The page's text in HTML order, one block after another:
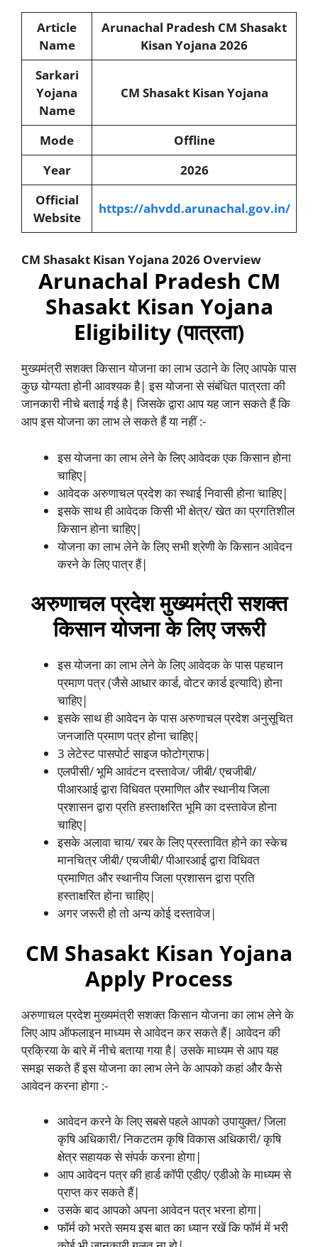
Article
Name
Arunachal Pradesh CM Shasakt
Kisan Yojana 2026
Sarkari
Yojana
Name
CM Shasakt Kisan Yojana
Mode
Offline
Year
2026
Official
Website
https://ahvdd.arunachal.gov.in/
CM Shasakt Kisan Yojana 2026 Overview
Arunachal Pradesh CM
Shasakt Kisan Yojana
Eligibility (पात्रता)
मुख्यमंत्री सशक्त किसान योजना का लाभ उठाने के लिए आपके पास
कुछ योग्यता होनी आवश्यक है| इस योजना से संबंधित पात्रता की
जानकारी नीचे बताई गई है| जिसके द्वारा आप यह जान सकते हैं कि
आप इस योजना का लाभ ले सकते हैं या नहीं :-
इस योजना का लाभ लेने के लिए आवेदक एक किसान होना
चाहिए|
आवेदक अरुणाचल प्रदेश का स्थाई निवासी होना चाहिए|
इसके साथ ही आवेदक किसी भी क्षेत्र/ खेत का प्रगतिशील
किसान होना चाहिए|
योजना का लाभ लेने के लिए सभी श्रेणी के किसान आवेदन
करने के लिए पात्र हैं|
अरुणाचल प्रदेश मुख्यमंत्री सशक्त
किसान योजना के लिए जरूरी
इस योजना का लाभ लेने के लिए आवेदक के पास पहचान
प्रमाण पत्र (जैसे आधार कार्ड, वोटर कार्ड इत्यादि) होना
चाहिए|
इसके साथ ही आवेदन के पास अरुणाचल प्रदेश अनुसूचित
जनजाति प्रमाण पत्र होना चाहिए|
3 लेटेस्ट पासपोर्ट साइज फोटोग्राफ|
एलपीसी/ भूमि आवंटन दस्तावेज/ जीबी/ एचजीबी/
पीआरआई द्वारा विधिवत प्रमाणित और स्थानीय जिला
प्रशासन द्वारा प्रति हस्ताक्षरित भूमि का दस्तावेज होना
चाहिए|
इसके अलावा चाय/ रबर के लिए प्रस्तावित होने का स्केच
मानचित्र जीबी/ एचजीबी/ पीआरआई द्वारा विधिवत
प्रमाणित और स्थानीय जिला प्रशासन द्वारा प्रति
हस्ताक्षरित होना चाहिए|
अगर जरूरी हो तो अन्य कोई दस्तावेज|
CM Shasakt Kisan Yojana
Apply Process
अरुणाचल प्रदेश मुख्यमंत्री सशक्त किसान योजना का लाभ लेने के
लिए आप ऑफलाइन माध्यम से आवेदन कर सकते हैं| आवेदन की
प्रक्रिया के बारे में नीचे बताया गया है| उसके माध्यम से आप यह
समझ सकते हैं इस योजना का लाभ लेने के आपको कहां और कैसे
आवेदन करना होगा :-
आवेदन करने के लिए सबसे पहले आपको उपायुक्त/ जिला
कृषि अधिकारी/ निकटतम कृषि विकास अधिकारी/ कृषि
क्षेत्र सहायक से संपर्क करना होगा|
आप आवेदन पत्र की हार्ड कॉपी एडीए/ एडीओ के माध्यम से
प्राप्त कर सकते हैं|
उसके बाद आपको अपना आवेदन पत्र भरना होगा|
फॉर्म को भरते समय इस बात का ध्यान रखें कि फॉर्म में भरी